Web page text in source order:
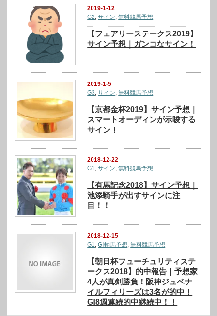
2019-1-12
G2 ,サイン ,無料競馬予想
【フェアリーステークス2019】
サイン予想｜ガンコなサイン！
2019-1-5
G3,サイン,無料競馬予想
【京都金杯2019】サイン予想｜
スマートオーディンが示唆する
サイン！
2018-12-22
G1,サイン,無料競馬予想
【有馬記念2018】サイン予想｜
池添騎手が出すサインに注
目！！
2018-12-15
G1
,GⅠ軸馬予想 ,無料競馬予想
【朝日杯フューチュリティステ
ークス2018】的中報告｜予想家
4人が真剣勝負！阪神ジュベナ
イルフィリーズは3名が的中！
GⅠ8週連続的中継続中！！